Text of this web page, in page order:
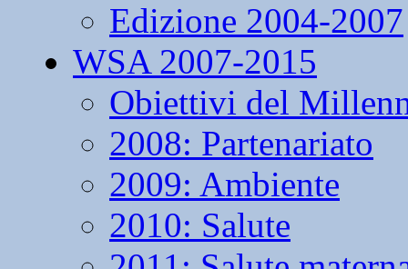
Edizione 2004-2007
WSA 2007-2015
Obiettivi del
2008: Partenariato
2009: Ambiente
2010: Salute